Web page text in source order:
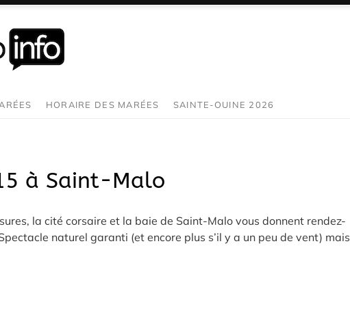
HORAIRE DES MARÉES SAINTE-OUINE 2026
à Saint-Malo
la cité corsaire et la baie de Saint-Malo vous donnent rendez-
naturel garanti (et encore plus s’il y a un peu de vent) mais